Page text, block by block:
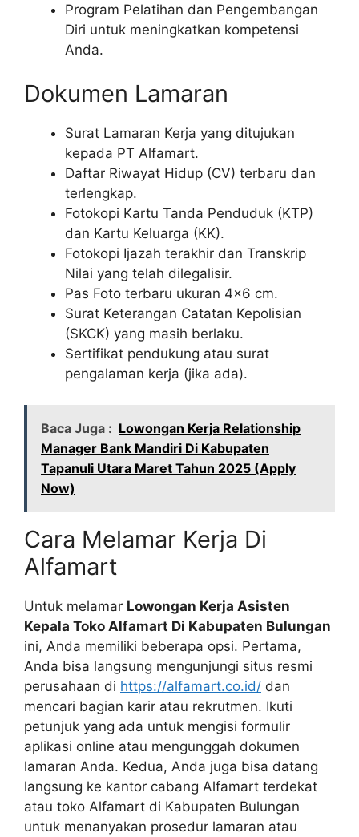
Program Pelatihan dan Pengembangan
Diri untuk meningkatkan kompetensi
Anda.
Dokumen Lamaran
Surat Lamaran Kerja yang ditujukan
kepada PT Alfamart.
Daftar Riwayat Hidup (CV) terbaru dan
terlengkap.
Fotokopi Kartu Tanda Penduduk (KTP)
dan Kartu Keluarga (KK).
Fotokopi Ijazah terakhir dan Transkrip
Nilai yang telah dilegalisir.
Pas Foto terbaru ukuran 4×6 cm.
Surat Keterangan Catatan Kepolisian
(SKCK) yang masih berlaku.
Sertifikat pendukung atau surat
pengalaman kerja (jika ada).
Baca Juga : Lowongan Kerja Relationship
Manager Bank Mandiri Di Kabupaten
Tapanuli Utara Maret Tahun 2025 (Apply
Now)
Cara Melamar Kerja Di
Alfamart
Untuk melamar Lowongan Kerja Asisten
Kepala Toko Alfamart Di Kabupaten Bulungan
ini, Anda memiliki beberapa opsi. Pertama,
Anda bisa langsung mengunjungi situs resmi
perusahaan di https://alfamart.co.id/ dan
mencari bagian karir atau rekrutmen. Ikuti
petunjuk yang ada untuk mengisi formulir
aplikasi online atau mengunggah dokumen
lamaran Anda. Kedua, Anda juga bisa datang
langsung ke kantor cabang Alfamart terdekat
atau toko Alfamart di Kabupaten Bulungan
untuk menanyakan prosedur lamaran atau